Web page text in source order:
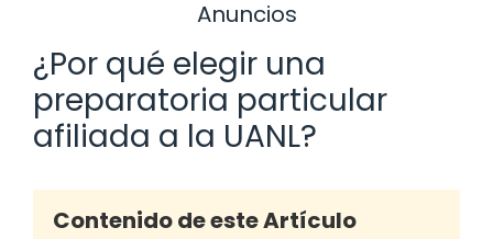
Anuncios
¿Por qué elegir una
preparatoria particular
afiliada a la UANL?
Contenido de este Artículo